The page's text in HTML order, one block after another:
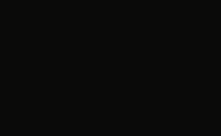
tab
in a new tab